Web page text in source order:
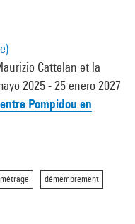
Cattelan et la
2025 - 25 enero 2027
Pompidou en
démembrement